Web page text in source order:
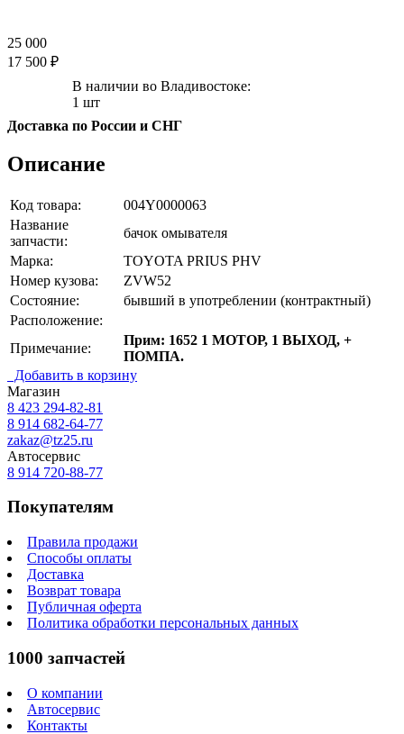
25 000
17 500 ₽
В наличии во Владивостоке:
1 шт
Доставка по России и СНГ
Описание
Код товара:
004Y0000063
Название
запчасти:
бачок омывателя
Марка:
TOYOTA PRIUS PHV
Номер кузова:
ZVW52
Состояние:
бывший в употреблении (контрактный)
Расположение:
Примечание:
Прим: 1652 1 МОТОР, 1 ВЫХОД, +
ПОМПА.
Добавить в корзину
Магазин
8 423 294-82-81
8 914 682-64-77
zakaz@tz25.ru
Автосервис
8 914 720-88-77
Покупателям
Правила продажи
Способы оплаты
Доставка
Возврат товара
Публичная оферта
Политика обработки персональных данных
1000 запчастей
О компании
Автосервис
Контакты